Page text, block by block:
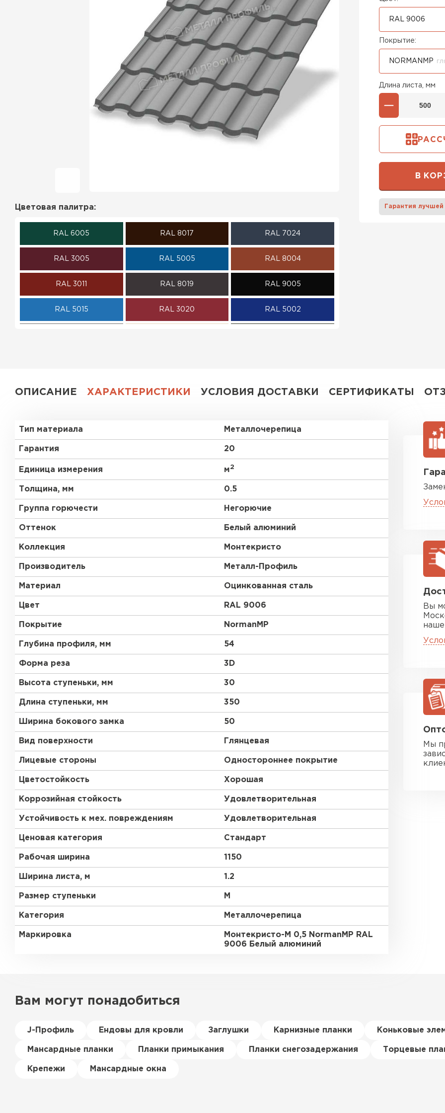
Фальцевая кровля
Ондулин
Гибкая черепица
Водосточная система
Рулонная кровля
Цветовая палитра:
RAL 6005 RAL 8017 RAL 7024
RAL 3005 RAL 5005 RAL 8004
RAL 3011 RAL 8019 RAL 9005
RAL 5015 RAL 3020 RAL 5002
RAL 9006
Покрытие:
NORMANMP
Длина листа, мм
В
Гарантия лучшей
ОПИСАНИЕ ХАРАКТЕРИСТИКИ УСЛОВИЯ ДОСТАВКИ СЕРТИФИКАТЫ
Тип материала Металлочерепица
Гарантия 20
Единица измерения м2
Толщина, мм 0.5
Группа горючести Негорючие
Оттенок Белый алюминий
Коллекция Монтекристо
Производитель Металл-Профиль
Материал Оцинкованная сталь
Цвет RAL 9006
Покрытие NormanMP
Глубина профиля, мм 54
Форма реза 3D
Высота ступеньки, мм 30
Длина ступеньки, мм 350
Ширина бокового замка 50
Вид поверхности Глянцевая
Лицевые стороны Одностороннее покрытие
Цветостойкость Хорошая
Коррозийная стойкость Удовлетворительная
Устойчивость к мех. повреждениям Удовлетворительная
Ценовая категория Стандарт
Рабочая ширина 1150
Ширина листа, м 1.2
Размер ступеньки M
Категория Металлочерепица
Маркировка
Монтекристо-M 0,5 NormanMP RAL
9006 Белый алюминий
Вы
Мы
Вам могут понадобиться
J-Профиль Ендовы для кровли Заглушки Карнизные планки Коньковые
Мансардные планки Планки примыкания Планки снегозадержания Торцевые
Крепежи Мансардные окна
Профилированный лист
ПЕРЕЙТИ
Цементно-
Керамическая черепица
ПЕРЕЙТИ